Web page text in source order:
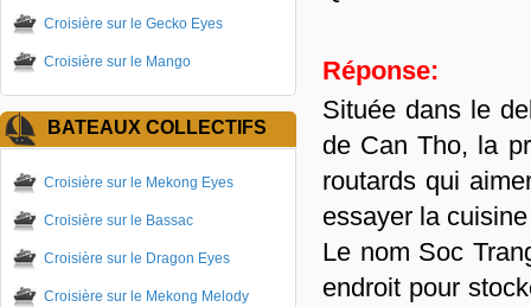
Croisière sur le Gecko Eyes
Croisière sur le Mango
BATEAUX COLLECTIFS
Croisière sur le Mekong Eyes
Croisière sur le Bassac
Croisière sur le Dragon Eyes
Croisière sur le Mekong Melody
Réponse:
Située dans le
de Can Tho, la
routards qui
essayer la
Le nom Soc
endroit pour